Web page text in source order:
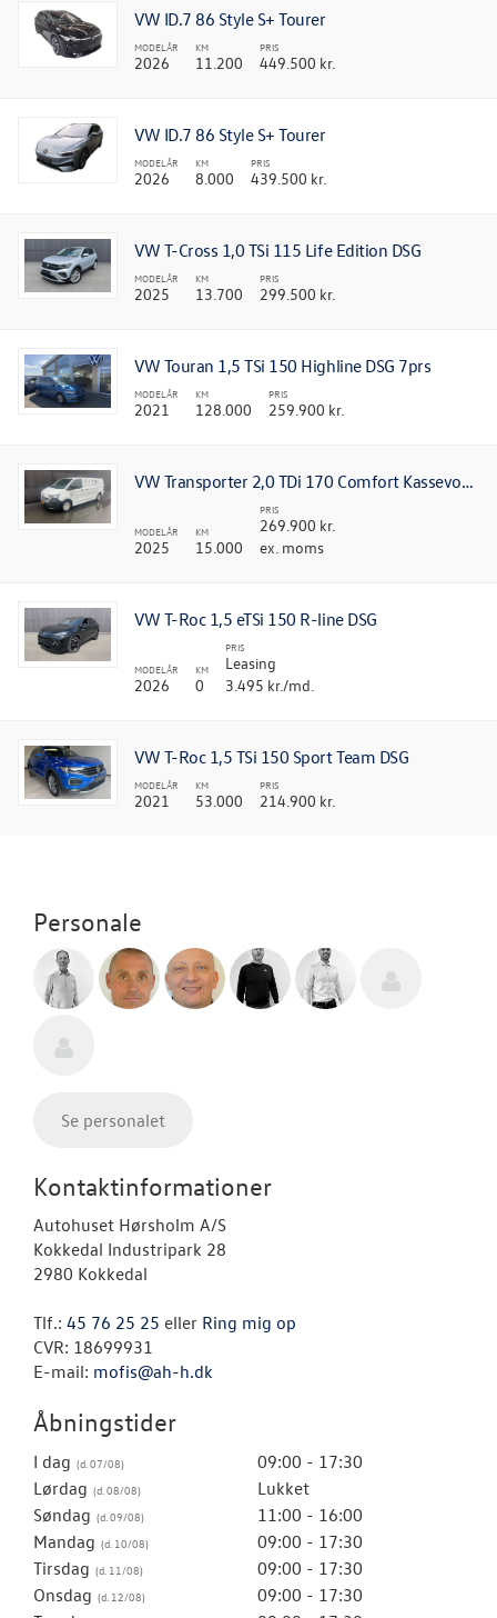
VW ID.7 86 Style S+ Tourer
MODELÅR
2026
KM
11.200
PRIS
449.500 kr.
VW ID.7 86 Style S+ Tourer
MODELÅR
2026
KM
8.000
PRIS
439.500 kr.
VW T-Cross 1,0 TSi 115 Life Edition DSG
MODELÅR
2025
KM
13.700
PRIS
299.500 kr.
VW Touran 1,5 TSi 150 Highline DSG 7prs
MODELÅR
2021
KM
128.000
PRIS
259.900 kr.
VW Transporter 2,0 TDi 170 Comfort Kassevogn aut. LWB
MODELÅR
2025
KM
15.000
PRIS
269.900 kr.
ex. moms
VW T-Roc 1,5 eTSi 150 R-line DSG
MODELÅR
2026
KM
0
PRIS
Leasing
3.495 kr./md.
VW T-Roc 1,5 TSi 150 Sport Team DSG
MODELÅR
2021
KM
53.000
PRIS
214.900 kr.
Personale
Se personalet
Kontaktinformationer
Autohuset Hørsholm A/S
Kokkedal Industripark 28
2980 Kokkedal
Tlf.: 45 76 25 25 eller Ring mig op
CVR: 18699931
E-mail: mofis@ah-h.dk
Åbningstider
I dag
09:00 - 17:30
Lørdag
Lukket
Søndag
11:00 - 16:00
Mandag
09:00 - 17:30
Tirsdag
09:00 - 17:30
Onsdag
09:00 - 17:30